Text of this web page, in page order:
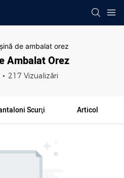
de ambalat orez
Ambalat Orez
217 Vizualizări
Scurţi Articol